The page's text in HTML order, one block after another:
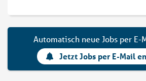
Automatisch neue Jobs per E-
Jetzt Jobs per E-Mail